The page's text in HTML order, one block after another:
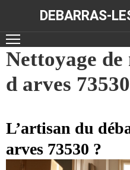
DEBARRAS-
ACCUEIL
DÉBARRAS
RÉALISATIONS
CONTACT
Nettoyage
d arves 73530
L’artisan du
arves 73530 ?